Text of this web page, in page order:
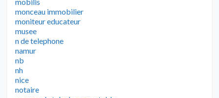
monceau immobilier
moniteur educateur
musee
n de telephone
namur
nb
nh
nice
notaire